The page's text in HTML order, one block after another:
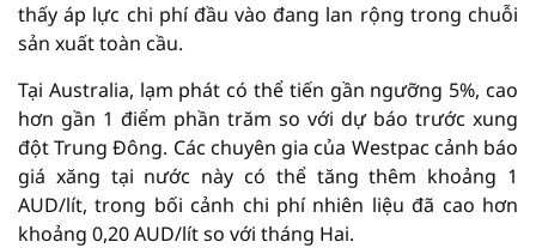
thấy áp lực chi phí đầu vào đang lan rộng trong chuỗi
sản xuất toàn cầu.
Tại Australia, lạm phát có thể tiến gần ngưỡng 5%, cao
hơn gần 1 điểm phần trăm so với dự báo trước xung
đột Trung Đông. Các chuyên gia của Westpac cảnh báo
giá xăng tại nước này có thể tăng thêm khoảng 1
AUD/lít, trong bối cảnh chi phí nhiên liệu đã cao hơn
khoảng 0,20 AUD/lít so với tháng Hai.